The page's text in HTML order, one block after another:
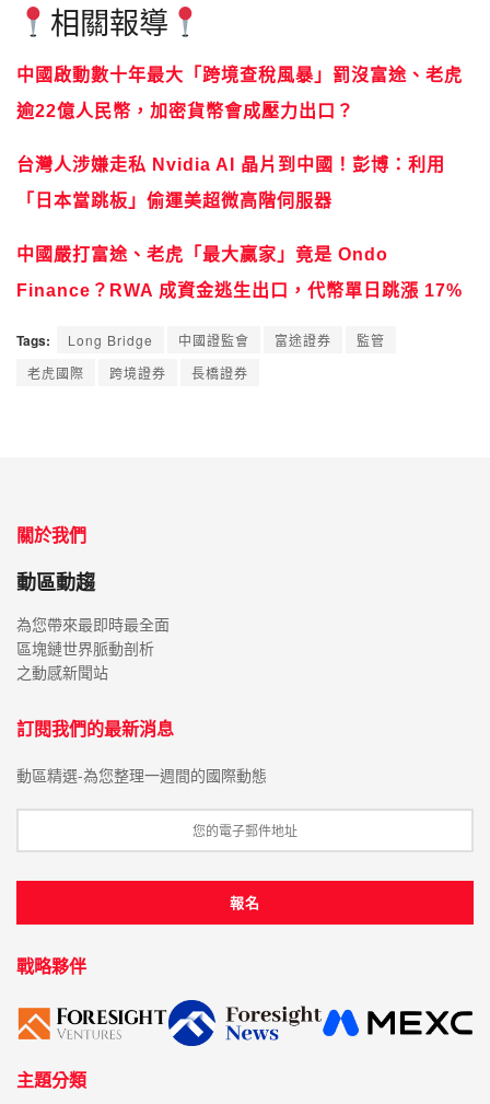
相關報導
中國啟動數十年最大「跨境查稅風暴」罰沒富途、老虎
逾22億人民幣，加密貨幣會成壓力出口？
台灣人涉嫌走私 Nvidia AI 晶片到中國！彭博：利用
「日本當跳板」偷運美超微高階伺服器
中國嚴打富途、老虎「最大贏家」竟是 Ondo
Finance？RWA 成資金逃生出口，代幣單日跳漲 17%
Tags: Long Bridge 中國證監會 富途證券
監管
老虎國際
跨境證券 長橋證券
關於我們
動區動趨
為您帶來最即時最全面
區塊鏈世界脈動剖析
之動感新聞站
訂閱我們的最新消息
動區精選-為您整理一週間的國際動態
戰略夥伴
主題分類